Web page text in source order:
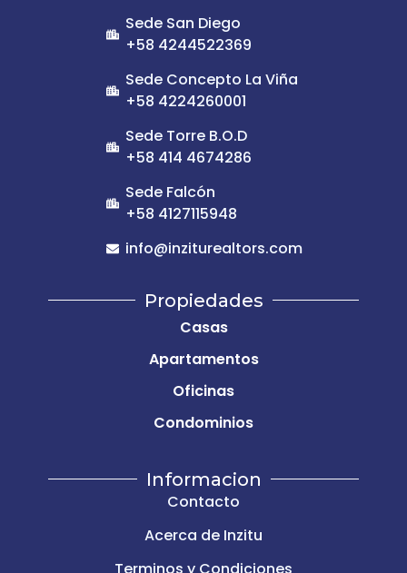
Sede San Diego
+58 4244522369
Sede Concepto La Viña
+58 4224260001
Sede Torre B.O.D
+58 414 4674286
Sede Falcón
+58 4127115948
info@inziturealtors.com
Propiedades
Casas
Apartamentos
Oficinas
Condominios
Informacion
Contacto
Acerca de Inzitu
Terminos y Condiciones